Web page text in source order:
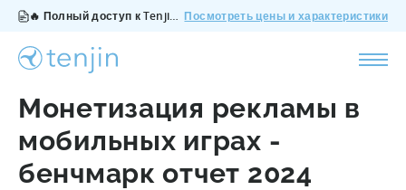
🔥 Полный доступ к Tenjin за $200/месяц - все функции, без дополнений, отмена в любое время. Посмотреть цены и характеристики
Монетизация рекламы в
мобильных играх -
бенчмарк отчет 2024